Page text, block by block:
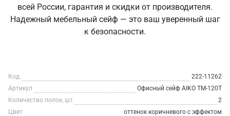
всей России, гарантия и скидки от производителя.
Надежный мебельный сейф — это ваш уверенный шаг
к безопасности.
Код
222-11262
Артикул
Офисный сейф AIKO TM-120T
Количество полок, шт
2
Цвет
оттенок коричневого с эффектом